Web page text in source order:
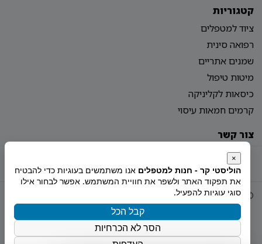
קטגוריות
ציוד למטפלים
רפואה סינית
שמנים אתריים
מיטות טיפול
כיסאות לקליניקה
קרמים חמאות עיסוי
צור קשר
© 2026 Holistiy
×
הוליסטי קר - חנות למטפלים אנו משתמשים בעוגיות כדי להבטיח
את תפקוד האתר ולשפר את חוויית המשתמש. אפשר לבחור אילו
סוגי עוגיות להפעיל.
קבל הכל
הסר לא הכרחיות